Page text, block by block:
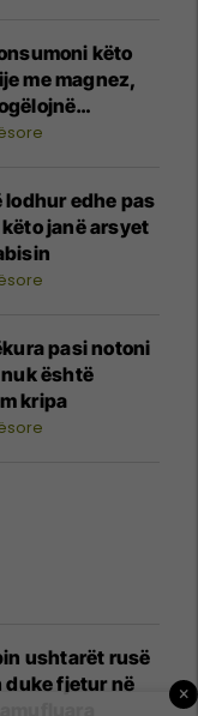
këto
me magnez,
lodhur edhe pas
janë arsyet
pasi notoni
është
kripa
ushtarët rusë
duke fjetur në
×